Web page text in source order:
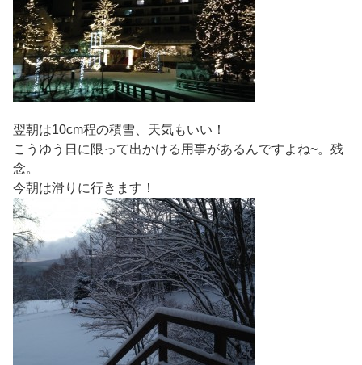
翌朝は10cm程の積雪、天気もいい！
こうゆう日に限って出かける用事があるんですよね~。残
念。
今朝は滑りに行きます！